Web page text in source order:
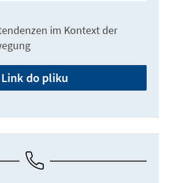
im Kontext der
Link do pliku